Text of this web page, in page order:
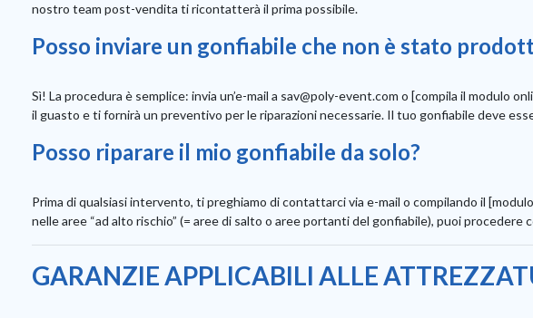
nostro team post-vendita ti ricontatterà il prima possibile.
Posso inviare un gonfiabile che non è stato
Sì! La procedura è semplice: invia un’e-mail a sav@poly-event.com o [compila il
il guasto e ti fornirà un preventivo per le riparazioni necessarie. Il tuo gonfiabile deve
Posso riparare il mio gonfiabile da solo?
Prima di qualsiasi intervento, ti preghiamo di contattarci via e-mail o compilando il
nelle aree “ad alto rischio” (= aree di salto o aree portanti del gonfiabile), puoi procedere
GARANZIE APPLICABILI ALLE